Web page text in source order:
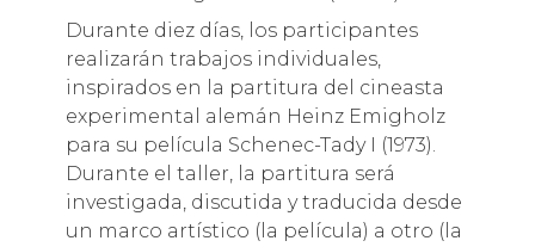
Durante diez días, los participantes
realizarán trabajos individuales,
inspirados en la partitura del cineasta
experimental alemán Heinz Emigholz
para su película Schenec-Tady I (1973).
Durante el taller, la partitura será
investigada, discutida y traducida desde
un marco artístico (la película) a otro (la